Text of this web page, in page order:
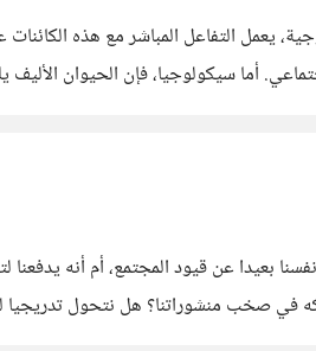
يعمل التفاعل المباشر مع هذه
أما سيكولوجيا، فإن الحيوان الأليف
عيوبنا؟ هل يمنحنا حاجز الشاشة الشجاعة لنكون أنفسنا بعيدا عن قيود
لا تشبه واقعنا؟ وإذا كانت الحقيقة مجزأة بين واقع نعيشه وافتراض نكتبه، فأين نجد الأنا الحقيقية؟ هل نحن ما نفعله في